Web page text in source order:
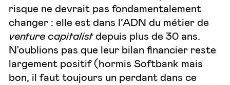
risque ne devrait pas fondamentalement
changer : elle est dans l’ADN du métier de
venture capitalistdepuis plus de 30 ans.
N’oublions pas que leur bilan financier reste
largement positif (hormis Softbank mais
bon, il faut toujours un perdant dans ce